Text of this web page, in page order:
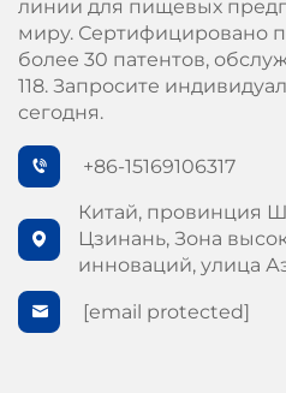
линии для пищевых
миру. Сертифицировано
более 30 патентов,
118. Запросите
сегодня.
+86-15169106317
Китай, провинция
Цзинань, Зона
инноваций, улица
[email protected]